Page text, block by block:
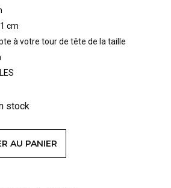
cm
à votre tour de tête de la taille
stock
AU PANIER